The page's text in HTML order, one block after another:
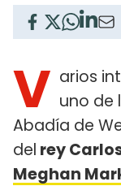
V arios
uno de
Abadía de
del rey
Meghan